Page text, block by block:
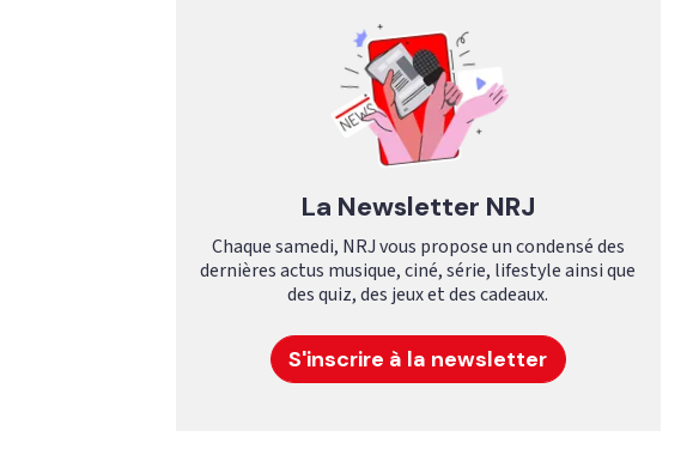
La Newsletter NRJ
Chaque samedi, NRJ vous propose un condensé des
dernières actus musique, ciné, série, lifestyle ainsi que
des quiz, des jeux et des cadeaux.
S'inscrire à la newsletter